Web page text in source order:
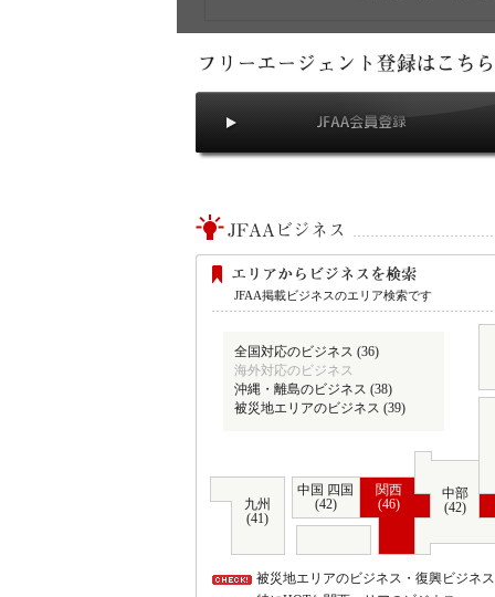
JFAA掲載ビジネスのエリア検索です
全国対応のビジネス (36)
海外対応のビジネス
沖縄・離島のビジネス (38)
被災地エリアのビジネス (39)
中部
(42)
関西
(46)
中国 四国
(42)
九州
(41)
被災地エリアのビジネス・復興ビジネス